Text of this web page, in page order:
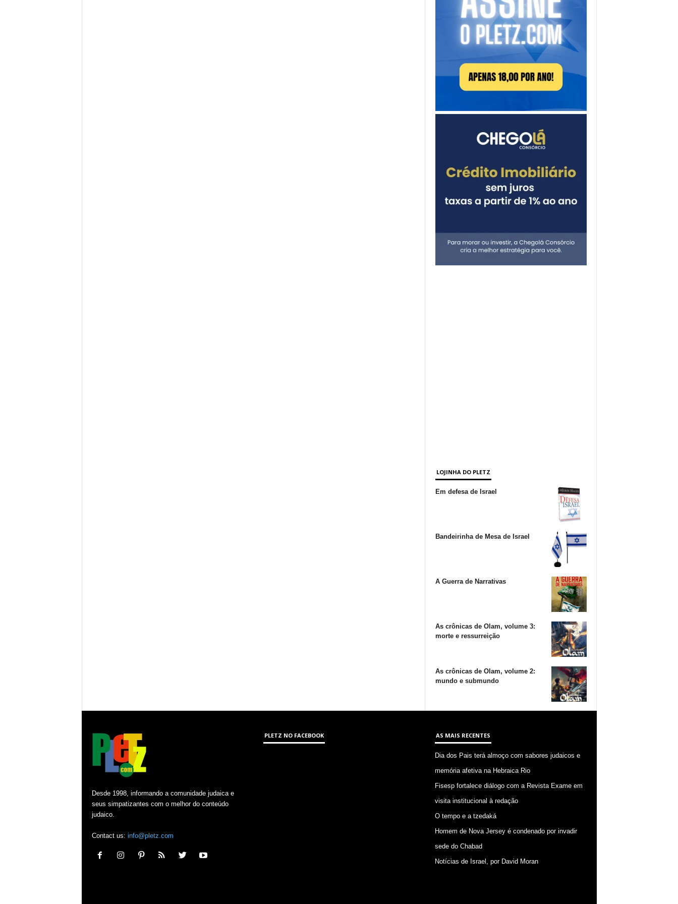
LOJINHA DO PLETZ
Em defesa de Israel
Bandeirinha de Mesa de Israel
A Guerra de Narrativas
As crônicas de Olam, volume 3:
morte e ressurreição
As crônicas de Olam, volume 2:
mundo e submundo
Desde 1998, informando a comunidade judaica e
seus simpatizantes com o melhor do conteúdo
judaico.
Contact us: info@pletz.com
PLETZ NO FACEBOOK AS MAIS RECENTES
Dia dos Pais terá almoço com sabores judaicos e
memória afetiva na Hebraica Rio
Fisesp fortalece diálogo com a Revista Exame em
visita institucional à redação
O tempo e a tzedaká
Homem de Nova Jersey é condenado por invadir
sede do Chabad
Notícias de Israel, por David Moran